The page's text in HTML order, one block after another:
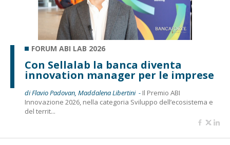
FORUM ABI LAB 2026
Con Sellalab la banca diventa
innovation manager per le imprese
di Flavio Padovan, Maddalena Libertini - Il Premio ABI
Innovazione 2026, nella categoria Sviluppo dell’ecosistema e
del territ...